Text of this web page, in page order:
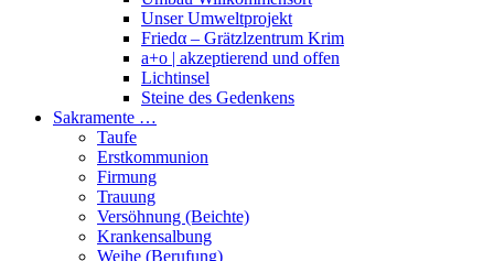
Unser Umweltprojekt
Friedα – Grätzlzentrum Krim
a+o | akzeptierend und offen
Lichtinsel
Steine des Gedenkens
Sakramente …
Taufe
Erstkommunion
Firmung
Trauung
Versöhnung (Beichte)
Krankensalbung
Weihe (Berufung)